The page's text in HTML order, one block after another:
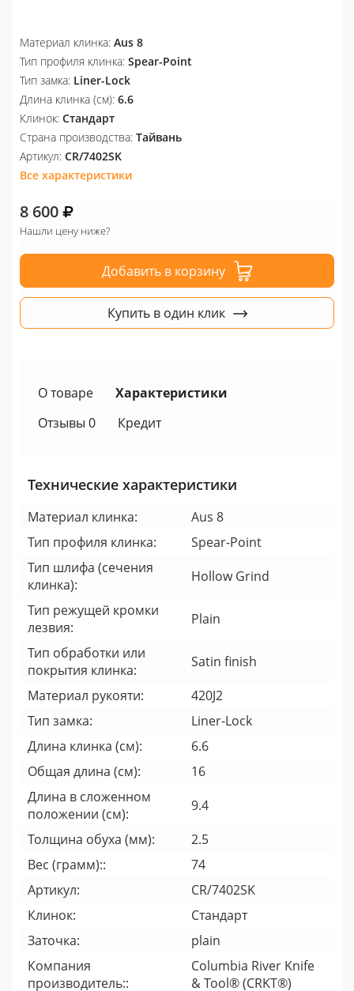
Материал клинка: Aus 8
Тип профиля клинка: Spear-Point
Тип замка: Liner-Lock
Длина клинка (см): 6.6
Клинок: Стандарт
Страна производства: Тайвань
Артикул: CR/7402SK
Все характеристики
8 600
Нашли цену ниже?
Добавить в корзину
Купить в один клик
О товаре
Характеристики
Отзывы 0
Кредит
Технические характеристики
Материал клинка:
Aus 8
Тип профиля клинка:
Spear-Point
Тип шлифа (сечения
клинка):
Hollow Grind
Тип режущей кромки
лезвия:
Plain
Тип обработки или
покрытия клинка:
Satin finish
Материал рукояти:
420J2
Тип замка:
Liner-Lock
Длина клинка (см):
6.6
Общая длина (см):
16
Длина в сложенном
положении (см):
9.4
Толщина обуха (мм):
2.5
Вес (грамм)::
74
Артикул:
CR/7402SK
Клинок:
Стандарт
Заточка:
plain
Компания
производитель::
Columbia River Knife
& Tool® (CRKT®)